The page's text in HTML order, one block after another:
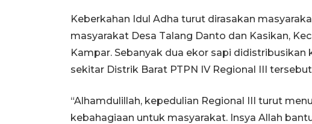
Keberkahan Idul Adha turut dirasakan
masyarakat Desa Talang Danto dan Kasikan,
Kampar. Sebanyak dua ekor sapi
sekitar Distrik Barat PTPN IV Regional III
“Alhamdulillah, kepedulian Regional III turut
kebahagiaan untuk masyarakat. Insya Allah